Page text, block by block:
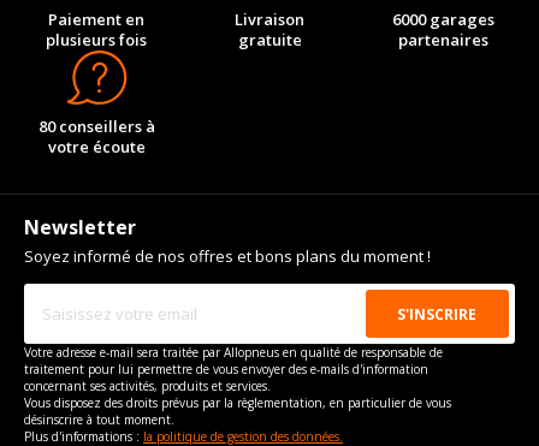
Paiement en
plusieurs fois
Livraison
gratuite
6000 garages
partenaires
80 conseillers à
votre écoute
Newsletter
Soyez informé de nos offres et bons plans du moment !
Votre adresse e-mail sera traitée par Allopneus en qualité de responsable de
traitement pour lui permettre de vous envoyer des e-mails d'information
concernant ses activités, produits et services.
Vous disposez des droits prévus par la règlementation, en particulier de vous
désinscrire à tout moment.
Plus d'informations : la politique de gestion des données.